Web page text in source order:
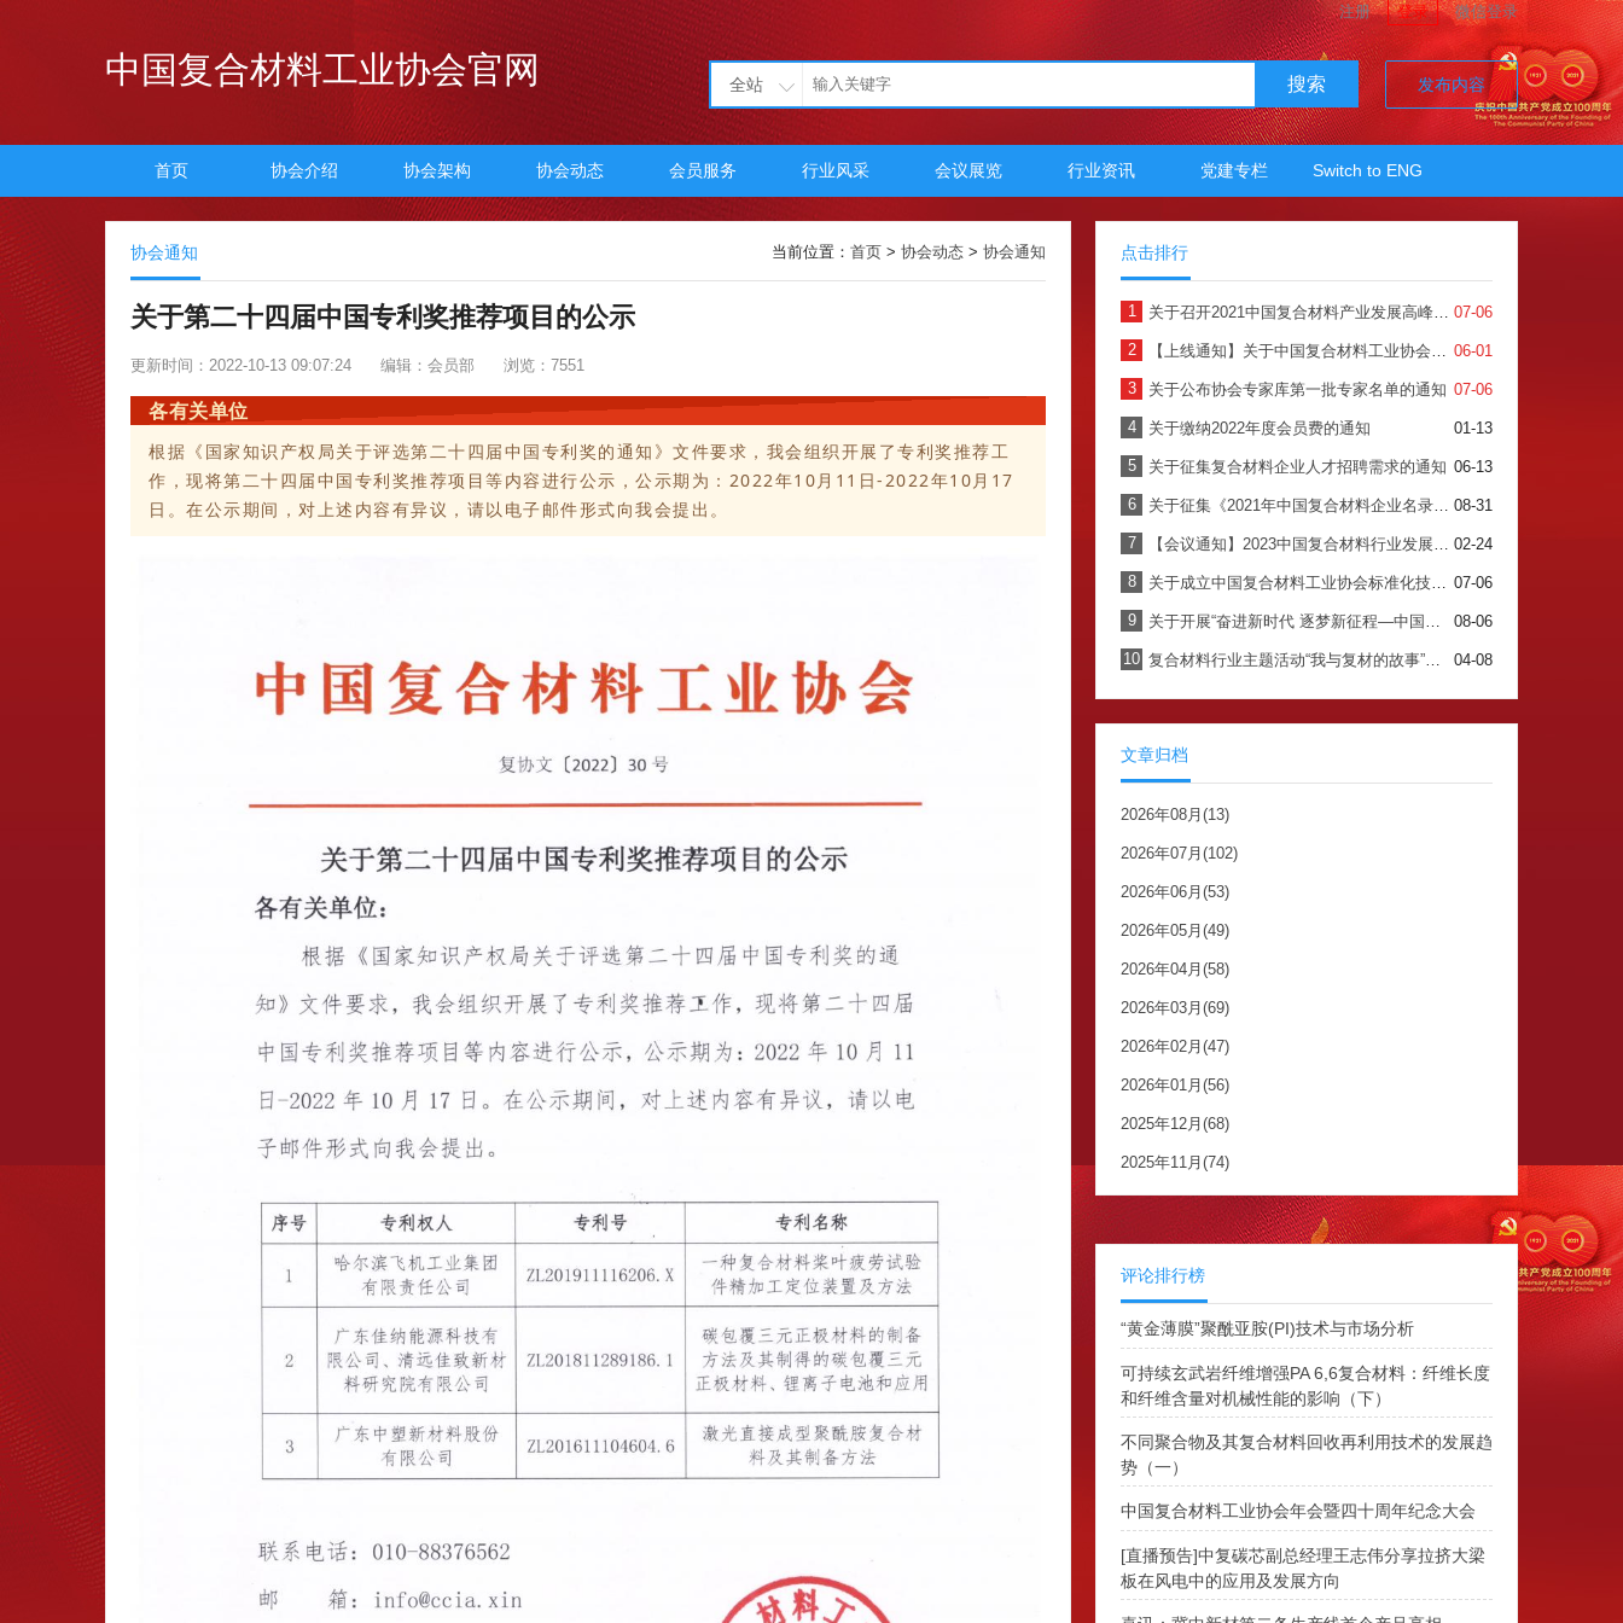
注册 登录 微信登录
中国复合材料工业协会官网 全站 搜索 发布内容
首页 协会介绍 协会架构 协会动态 会员服务 行业风采 会议展览 行业资讯 党建专栏 Switch to ENG
协会通知 当前位置： 首页 > 协会动态 > 协会通知
关于第二十四届中国专利奖推荐项目的公示
更新时间：2022-10-13 09:07:24 编辑：会员部 浏览：7551
各有关单位
根据《国家知识产权局关于评选第二十四届中国专利奖的通知》文件要求，我会组织开展了专利奖推荐工
作，现将第二十四届中国专利奖推荐项目等内容进行公示，公示期为：2022年10月11日-2022年10月17
日。在公示期间，对上述内容有异议，请以电子邮件形式向我会提出。
点击排行
1 07-06
关于召开2021中国复合材料产业发展高峰论坛暨中国复合材料工业协会年会的预通知
2 06-01
【上线通知】关于中国复合材料工业协会会员服务系统正式上线使用的通知
3 07-06
关于公布协会专家库第一批专家名单的通知
4 01-13
关于缴纳2022年度会员费的通知
5 06-13
关于征集复合材料企业人才招聘需求的通知
6 08-31
关于征集《2021年中国复合材料企业名录》的通知
7 02-24
【会议通知】2023中国复合材料行业发展大会暨七届四次理事会
8 07-06
关于成立中国复合材料工业协会标准化技术委员会的通知
9 08-06
关于开展“奋进新时代 逐梦新征程—中国复合材料工业协会成立40周年纪念”主题书籍内容征集工作的通知
10 04-08
复合材料行业主题活动“我与复材的故事”征集开始啦！！！
文章归档
2026年08月(13)
2026年07月(102)
2026年06月(53)
2026年05月(49)
2026年04月(58)
2026年03月(69)
2026年02月(47)
2026年01月(56)
2025年12月(68)
2025年11月(74)
评论排行榜
“黄金薄膜”聚酰亚胺(PI)技术与市场分析
可持续玄武岩纤维增强PA 6,6复合材料：纤维长度
和纤维含量对机械性能的影响（下）
不同聚合物及其复合材料回收再利用技术的发展趋
势（一）
中国复合材料工业协会年会暨四十周年纪念大会
[直播预告]中复碳芯副总经理王志伟分享拉挤大梁
板在风电中的应用及发展方向